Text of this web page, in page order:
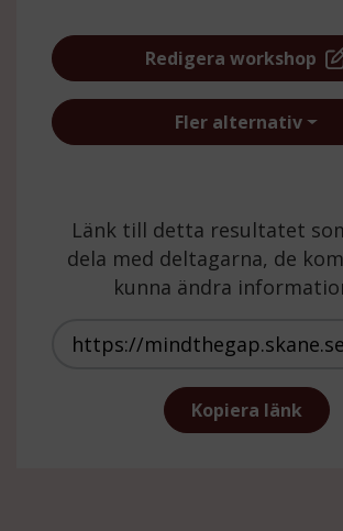
Redigera workshop
Fler alternativ
Länk till detta resultatet
dela med deltagarna, de
kunna ändra
https://
Kopiera länk